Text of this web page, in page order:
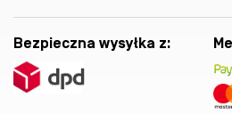
Bezpieczna wysyłka z: